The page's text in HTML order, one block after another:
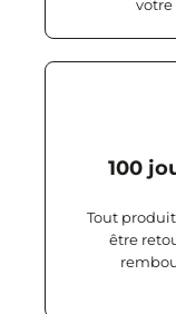
100
Tout
être